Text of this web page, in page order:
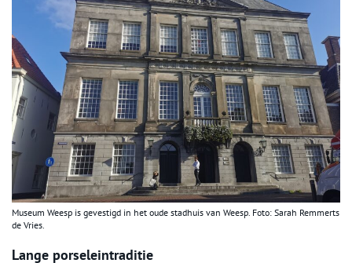
Museum Weesp is gevestigd in het oude stadhuis van Weesp. Foto: Sarah Remmerts
de Vries.
Lange porseleintraditie